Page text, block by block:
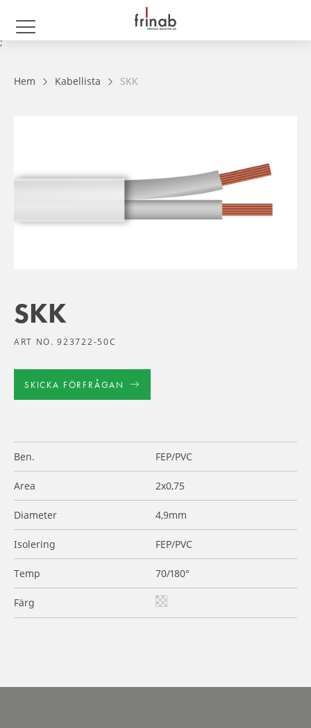
;
Hem Kabellista SKK
SKK
ART NO. 923722-50C
SKICKA FÖRFRÅGAN
Ben. FEP/PVC
Area 2x0,75
Diameter 4,9mm
Isolering FEP/PVC
Temp 70/180°
Färg